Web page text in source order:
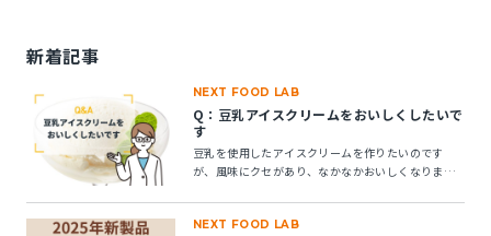
新着記事
NEXT FOOD LAB
Q：豆乳アイスクリームをおいしくしたいで
す
豆乳を使用したアイスクリームを作りたいのです
が、風味にクセがあり、なかなかおいしくなりませ
NEXT FOOD LAB